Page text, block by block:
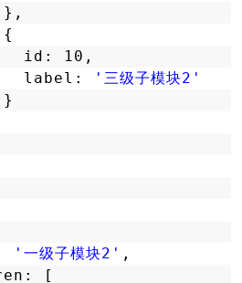
},
{
id: 10,
label:
'三级子模块2'
}
'一级子模块2' ,
[